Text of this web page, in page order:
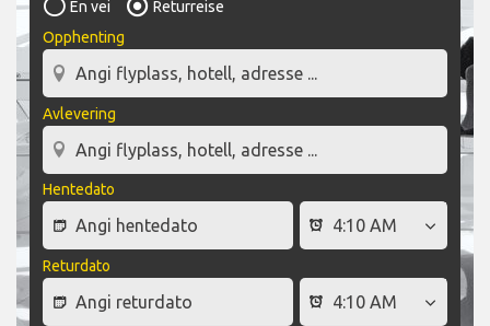
En vei
Returreise
Opphenting
Avlevering
Hentedato
Returdato